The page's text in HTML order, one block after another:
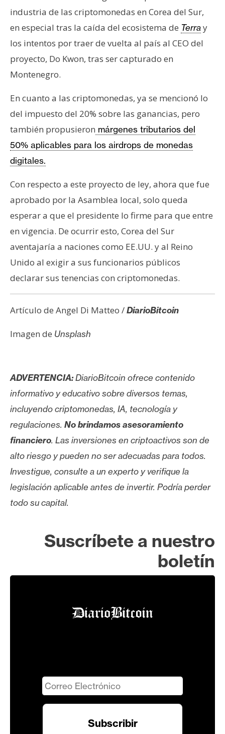
industria de las criptomonedas en Corea del Sur,
en especial tras la caída del ecosistema de Terray
los intentos por traer de vuelta al país al CEO del
proyecto, Do Kwon, tras ser capturado en
Montenegro.
En cuanto a las criptomonedas, ya se mencionó lo
del impuesto del 20% sobre las ganancias, pero
también propusieron márgenes tributarios del
50% aplicables para los airdrops de monedas
digitales.
Con respecto a este proyecto de ley, ahora que fue
aprobado por la Asamblea local, solo queda
esperar a que el presidente lo firme para que entre
en vigencia. De ocurrir esto, Corea del Sur
aventajaría a naciones como EE.UU. y al Reino
Unido al exigir a sus funcionarios públicos
declarar sus tenencias con criptomonedas.
Artículo de Angel Di Matteo /DiarioBitcoin
Imagen de Unsplash
ADVERTENCIA:DiarioBitcoin ofrece contenido
informativo y educativo sobre diversos temas,
incluyendo criptomonedas, IA, tecnología y
regulaciones. No brindamos asesoramiento
financiero. Las inversiones en criptoactivos son de
alto riesgo y pueden no ser adecuadas para todos.
Investigue, consulte a un experto y verifique la
legislación aplicable antes de invertir. Podría perder
todo su capital.
Suscríbete a nuestro
boletín